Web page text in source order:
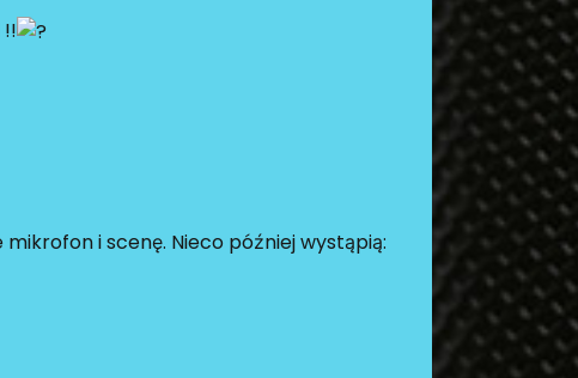
i scenę. Nieco później wystąpią: